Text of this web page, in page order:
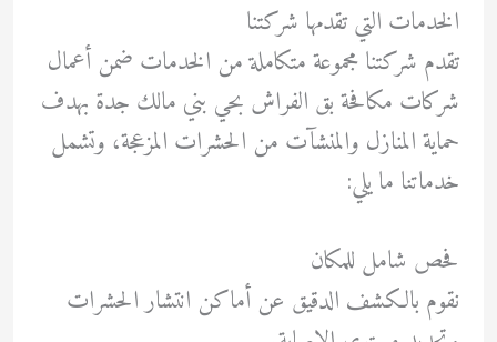
الخدمات التي تقدمها شركتنا
تقدم شركتنا مجموعة متكاملة من الخدمات ضمن أعمال
شركات مكافحة بق الفراش بحي بني مالك جدة بهدف
حماية المنازل والمنشآت من الحشرات المزعجة، وتشمل
خدماتنا ما يلي:
فحص شامل للمكان
نقوم بالكشف الدقيق عن أماكن انتشار الحشرات